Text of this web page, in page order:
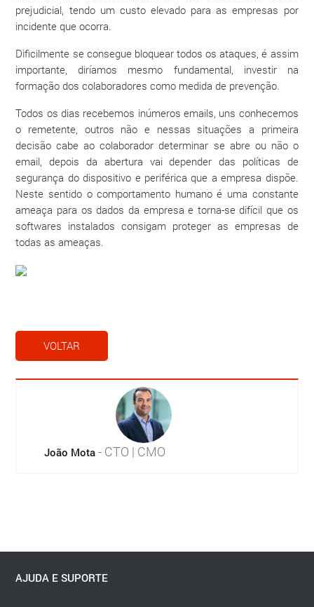
prejudicial, tendo um custo elevado para as empresas por
incidente que ocorra.
Dificilmente se consegue bloquear todos os ataques, é assim
importante, diríamos mesmo fundamental, investir na
formação dos colaboradores como medida de prevenção.
Todos os dias recebemos inúmeros emails, uns conhecemos
o remetente, outros não e nessas situações a primeira
decisão cabe ao colaborador determinar se abre ou não o
email, depois da abertura vai depender das políticas de
segurança do dispositivo e periférica que a empresa dispõe.
Neste sentido o comportamento humano é uma constante
ameaça para os dados da empresa e torna-se difícil que os
softwares instalados consigam proteger as empresas de
todas as ameaças.
VOLTAR
João Mota- CTO | CMO
AJUDA E SUPORTE